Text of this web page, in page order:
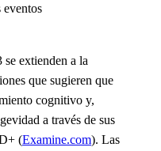
eventos
se extienden a la
que sugieren que
cognitivo y,
a través de sus
(Examine.com). Las